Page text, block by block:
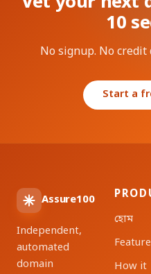
10
No signup. No credit
Start a
Assure100
Independent,
automated
domain
হোম
How it